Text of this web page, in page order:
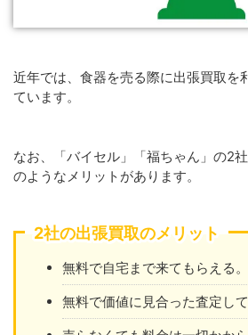
近年では、食器を売る際に出張買取を
ています。
なお、「バイセル」「福ちゃん」の2
のようなメリットがあります。
2社の出張買取のメリット
無料で自宅まで来てもらえる。
無料で価値に見合った査定して